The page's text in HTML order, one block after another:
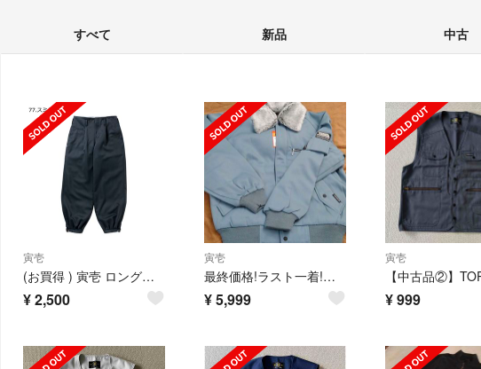
すべて 新品 中古
寅壱
(お買得 ) 寅壱 ロングニッカ
¥2,500
寅壱
最終価格!ラスト一着!Mサイズ!寅壱ドカジャン グレー
¥5,999
寅壱
¥999